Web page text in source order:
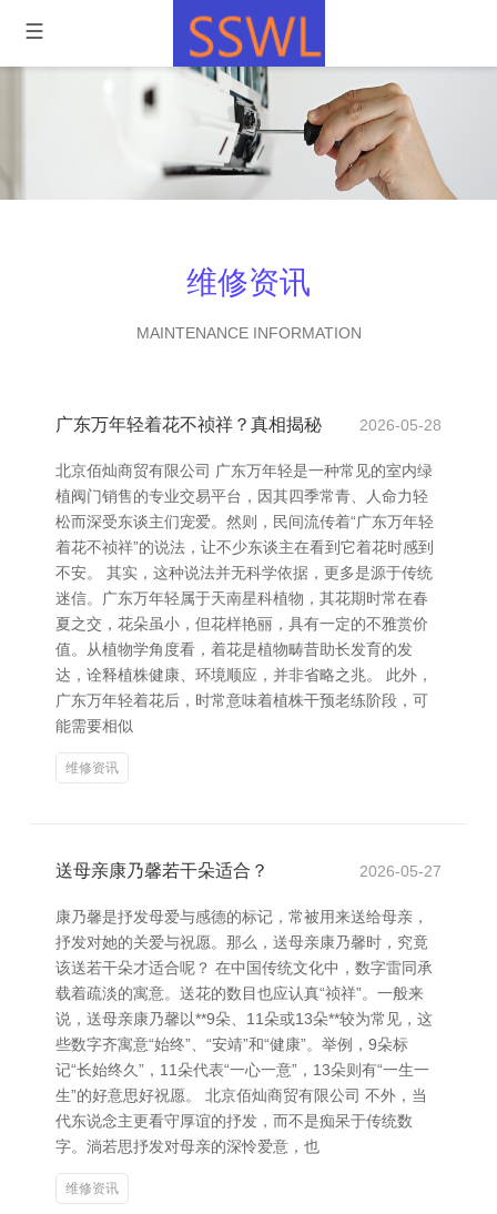
维修资讯
MAINTENANCE INFORMATION
广东万年轻着花不祯祥？真相揭秘 2026-05-28
北京佰灿商贸有限公司 广东万年轻是一种常见的室内绿
植阀门销售的专业交易平台，因其四季常青、人命力轻
松而深受东谈主们宠爱。然则，民间流传着“广东万年轻
着花不祯祥”的说法，让不少东谈主在看到它着花时感到
不安。 其实，这种说法并无科学依据，更多是源于传统
迷信。广东万年轻属于天南星科植物，其花期时常在春
夏之交，花朵虽小，但花样艳丽，具有一定的不雅赏价
值。从植物学角度看，着花是植物畴昔助长发育的发
达，诠释植株健康、环境顺应，并非省略之兆。 此外，
广东万年轻着花后，时常意味着植株干预老练阶段，可
能需要相似
维修资讯
送母亲康乃馨若干朵适合？ 2026-05-27
康乃馨是抒发母爱与感德的标记，常被用来送给母亲，
抒发对她的关爱与祝愿。那么，送母亲康乃馨时，究竟
该送若干朵才适合呢？ 在中国传统文化中，数字雷同承
载着疏淡的寓意。送花的数目也应认真“祯祥”。一般来
说，送母亲康乃馨以**9朵、11朵或13朵**较为常见，这
些数字齐寓意“始终”、“安靖”和“健康”。举例，9朵标
记“长始终久”，11朵代表“一心一意”，13朵则有“一生一
生”的好意思好祝愿。 北京佰灿商贸有限公司 不外，当
代东说念主更看守厚谊的抒发，而不是痴呆于传统数
字。淌若思抒发对母亲的深怜爱意，也
维修资讯